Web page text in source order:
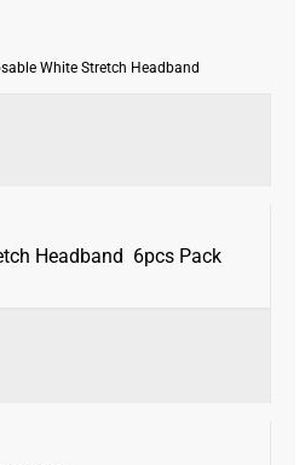
White Stretch Headband
Headband 6pcs Pack